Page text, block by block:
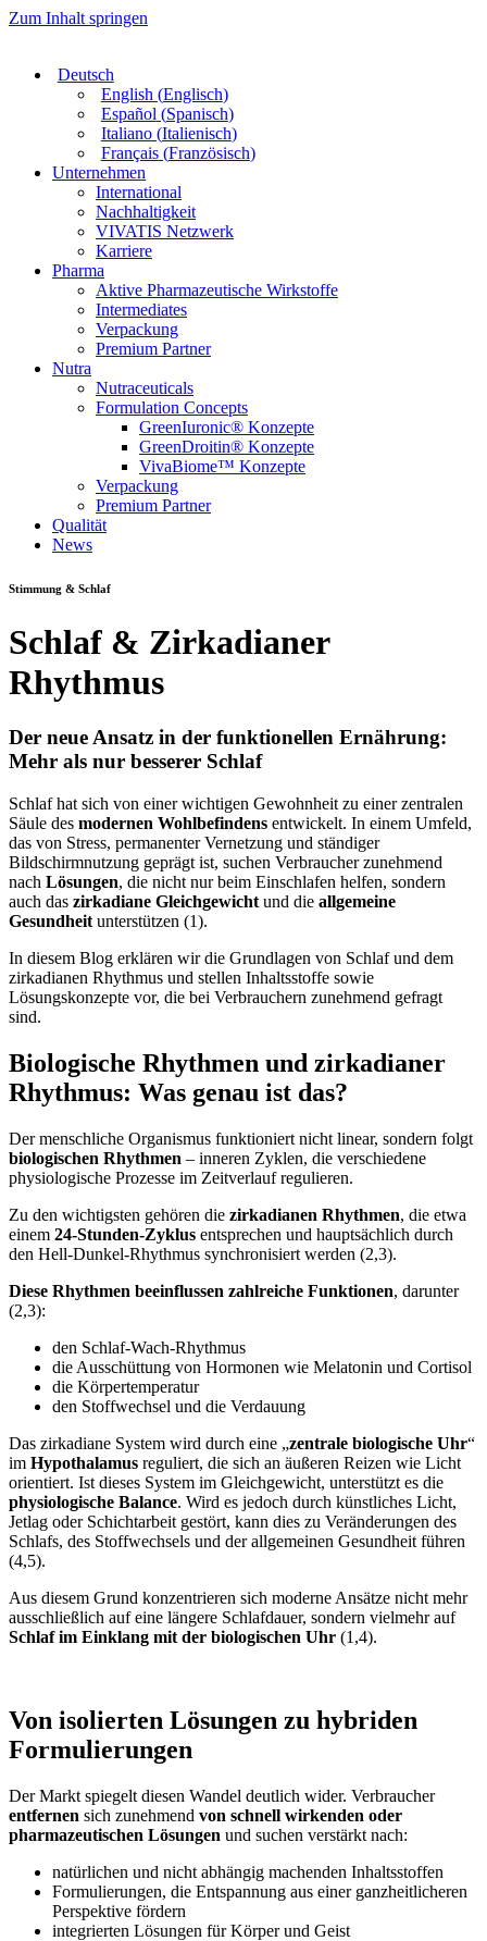
Zum Inhalt springen
Deutsch
English (Englisch)
Español (Spanisch)
Italiano(Italienisch)
Français(Französisch)
Unternehmen
International
Nachhaltigkeit
VIVATIS Netzwerk
Karriere
Pharma
Aktive Pharmazeutische Wirkstoffe
Intermediates
Verpackung
Premium Partner
Nutra
Nutraceuticals
Formulation Concepts
GreenIuronic® Konzepte
GreenDroitin® Konzepte
VivaBiome™ Konzepte
Verpackung
Premium Partner
Qualität
News
Stimmung & Schlaf
Schlaf & Zirkadianer
Rhythmus
Der neue Ansatz in der funktionellen Ernährung:
Mehr als nur besserer Schlaf
Schlaf hat sich von einer wichtigen Gewohnheit zu einer zentralen
Säule des modernen Wohlbefindens entwickelt. In einem Umfeld,
das von Stress, permanenter Vernetzung und ständiger
Bildschirmnutzung geprägt ist, suchen Verbraucher zunehmend
nach Lösungen, die nicht nur beim Einschlafen helfen, sondern
auch das zirkadiane Gleichgewicht und die allgemeine
Gesundheit unterstützen (1).
In diesem Blog erklären wir die Grundlagen von Schlaf und dem
zirkadianen Rhythmus und stellen Inhaltsstoffe sowie
Lösungskonzepte vor, die bei Verbrauchern zunehmend gefragt
sind.
Biologische Rhythmen und zirkadianer
Rhythmus: Was genau ist das?
Der menschliche Organismus funktioniert nicht linear, sondern folgt
biologischen Rhythmen – inneren Zyklen, die verschiedene
physiologische Prozesse im Zeitverlauf regulieren.
Zu den wichtigsten gehören die zirkadianen Rhythmen, die etwa
einem 24-Stunden-Zyklus entsprechen und hauptsächlich durch
den Hell-Dunkel-Rhythmus synchronisiert werden (2,3).
Diese Rhythmen beeinflussen zahlreiche Funktionen, darunter
(2,3):
den Schlaf-Wach-Rhythmus
die Ausschüttung von Hormonen wie Melatonin und Cortisol
die Körpertemperatur
den Stoffwechsel und die Verdauung
Das zirkadiane System wird durch eine „zentrale biologische Uhr“
im Hypothalamus reguliert, die sich an äußeren Reizen wie Licht
orientiert. Ist dieses System im Gleichgewicht, unterstützt es die
physiologische Balance. Wird es jedoch durch künstliches Licht,
Jetlag oder Schichtarbeit gestört, kann dies zu Veränderungen des
Schlafs, des Stoffwechsels und der allgemeinen Gesundheit führen
(4,5).
Aus diesem Grund konzentrieren sich moderne Ansätze nicht mehr
ausschließlich auf eine längere Schlafdauer, sondern vielmehr auf
Schlaf im Einklang mit der biologischen Uhr (1,4).
Von isolierten Lösungen zu hybriden
Formulierungen
Der Markt spiegelt diesen Wandel deutlich wider. Verbraucher
entfernen sich zunehmend von schnell wirkenden oder
pharmazeutischen Lösungen und suchen verstärkt nach:
natürlichen und nicht abhängig machenden Inhaltsstoffen
Formulierungen, die Entspannung aus einer ganzheitlicheren
Perspektive fördern
integrierten Lösungen für Körper und Geist